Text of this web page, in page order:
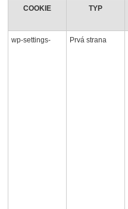
COOKIE TYP
wp-settings- Prvá strana